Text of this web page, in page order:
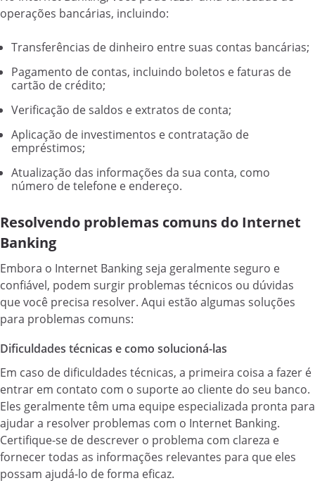
operações bancárias, incluindo:
Transferências de dinheiro entre suas contas bancárias;
Pagamento de contas, incluindo boletos e faturas de
cartão de crédito;
Verificação de saldos e extratos de conta;
Aplicação de investimentos e contratação de
empréstimos;
Atualização das informações da sua conta, como
número de telefone e endereço.
Resolvendo problemas comuns do Internet
Banking
Embora o Internet Banking seja geralmente seguro e
confiável, podem surgir problemas técnicos ou dúvidas
que você precisa resolver. Aqui estão algumas soluções
para problemas comuns:
Dificuldades técnicas e como solucioná-las
Em caso de dificuldades técnicas, a primeira coisa a fazer é
entrar em contato com o suporte ao cliente do seu banco.
Eles geralmente têm uma equipe especializada pronta para
ajudar a resolver problemas com o Internet Banking.
Certifique-se de descrever o problema com clareza e
fornecer todas as informações relevantes para que eles
possam ajudá-lo de forma eficaz.